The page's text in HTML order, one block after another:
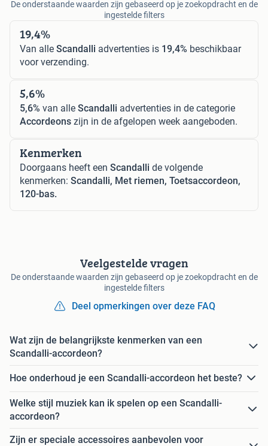
De onderstaande waarden zijn gebaseerd op je zoekopdracht en de
ingestelde filters
19,4%
Van alle Scandalli advertenties is 19,4% beschikbaar
voor verzending.
5,6%
5,6% van alle Scandalli advertenties in de categorie
Accordeons zijn in de afgelopen week aangeboden.
Kenmerken
Doorgaans heeft een Scandalli de volgende
kenmerken: Scandalli, Met riemen, Toetsaccordeon,
120-bas.
Veelgestelde vragen
De onderstaande waarden zijn gebaseerd op je zoekopdracht en de
ingestelde filters
Deel opmerkingen over deze FAQ
Wat zijn de belangrijkste kenmerken van een
Scandalli-accordeon?
Hoe onderhoud je een Scandalli-accordeon het beste?
Welke stijl muziek kan ik spelen op een Scandalli-
accordeon?
Zijn er speciale accessoires aanbevolen voor